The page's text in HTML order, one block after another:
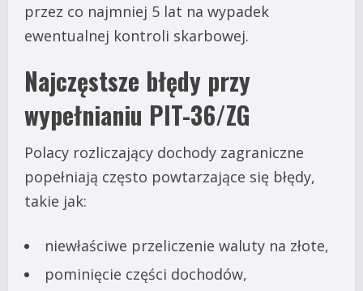
przez co najmniej 5 lat na wypadek
ewentualnej kontroli skarbowej.
Najczęstsze błędy przy
wypełnianiu PIT-36/ZG
Polacy rozliczający dochody zagraniczne
popełniają często powtarzające się błędy,
takie jak:
niewłaściwe przeliczenie waluty na złote,
pominięcie części dochodów,